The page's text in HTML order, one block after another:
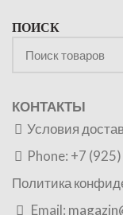
ПОИСК
КОНТАКТЫ
Условия
Phone: +7
Политика
Email: